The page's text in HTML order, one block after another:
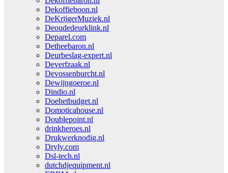
Dekoffieboon.nl
DeKrijgerMuziek.nl
Deoudedeurklink.nl
Deparel.com
Detheebaron.nl
Deurbeslag-expert.nl
Deverfzaak.nl
Devossenburcht.nl
Dewijngoeroe.nl
Dindio.nl
Doehetbudget.nl
Domoticahouse.nl
Doublepoint.nl
drinkheroes.nl
Drukwerknodig.nl
Dryly.com
Dsl-tech.nl
dutchdjequipment.nl